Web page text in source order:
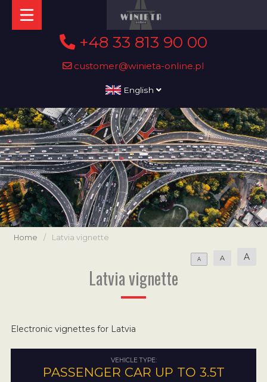
+48 33 813 90 00
customer@winieta-online.pl
English
Home / Latvia vignette
A A A
Latvia vignette
Electronic vignettes for Latvia
VEHICLE TYPE:
PASSENGER CAR UP TO 3.5T